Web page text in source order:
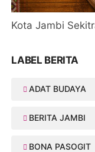
Kota Jambi
LABEL BERITA
ADAT BUDAYA
BERITA JAMBI
BONA PASOGIT